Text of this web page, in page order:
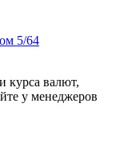
5/64
курса валют,
у менеджеров